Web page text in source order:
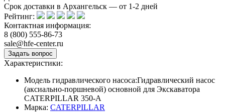
Срок доставки в Архангельск — от 1-2 дней
Рейтинг:
Контактная информация:
8 (800) 555-86-73
sale@hfe-center.ru
Характеристики:
Модель гидравлического насоса:Гидравлический насос
(аксиально-поршневой) основной для Экскаватора
CATERPILLAR 350-A
Марка: CATERPILLAR